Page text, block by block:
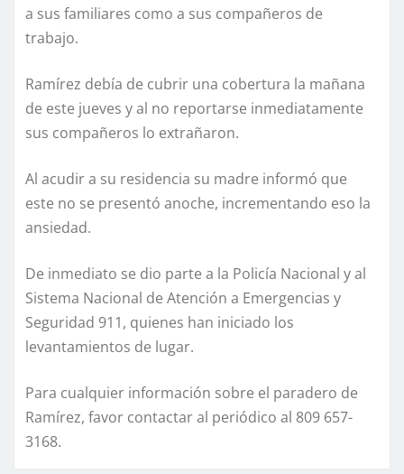
a sus familiares como a sus compañeros de
trabajo.
Ramírez debía de cubrir una cobertura la mañana
de este jueves y al no reportarse inmediatamente
sus compañeros lo extrañaron.
Al acudir a su residencia su madre informó que
este no se presentó anoche, incrementando eso la
ansiedad.
De inmediato se dio parte a la Policía Nacional y al
Sistema Nacional de Atención a Emergencias y
Seguridad 911, quienes han iniciado los
levantamientos de lugar.
Para cualquier información sobre el paradero de
Ramírez, favor contactar al periódico al 809 657-
3168.